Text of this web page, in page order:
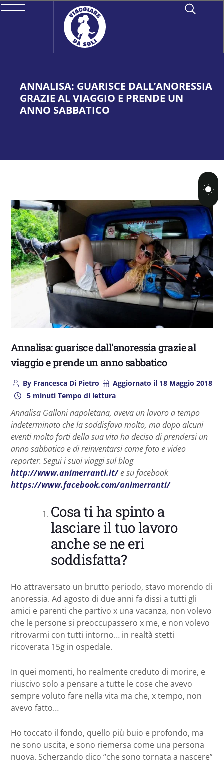
ANNALISA: GUARISCE DALL’ANORESSIA
GRAZIE AL VIAGGIO E PRENDE UN
ANNO SABBATICO
Annalisa: guarisce dall’anoressia grazie al
viaggio e prende un anno sabbatico
ByFrancesca Di Pietro Aggiornato il 18 Maggio 2018
5 minuti Tempo di lettura
Annalisa Galloni napoletana, aveva un lavoro a tempo
indeterminato che la soddisfava molto, ma dopo alcuni
eventi molto forti della sua vita ha deciso di prendersi un
anno sabbatico e di reinventarsi come foto e video
reporter. Segui i suoi viaggi sul blog
http://www.animerranti.it/e su facebook
https://www.facebook.com/animerranti/
Cosa ti ha spinto a
lasciare il tuo lavoro
anche se ne eri
soddisfatta?
Ho attraversato un brutto periodo, stavo morendo di
anoressia. Ad agosto di due anni fa dissi a tutti gli
amici e parenti che partivo x una vacanza, non volevo
che le persone si preoccupassero x me, e non volevo
ritrovarmi con tutti intorno… in realtà stetti
ricoverata 15g in ospedale.
In quei momenti, ho realmente creduto di morire, e
riuscivo solo a pensare a tutte le cose che avevo
sempre voluto fare nella vita ma che, x tempo, non
avevo fatto…
Ho toccato il fondo, quello più buio e profondo, ma
ne sono uscita, e sono riemersa come una persona
nuova. Scherzando dico “che sono tornata a nascere”